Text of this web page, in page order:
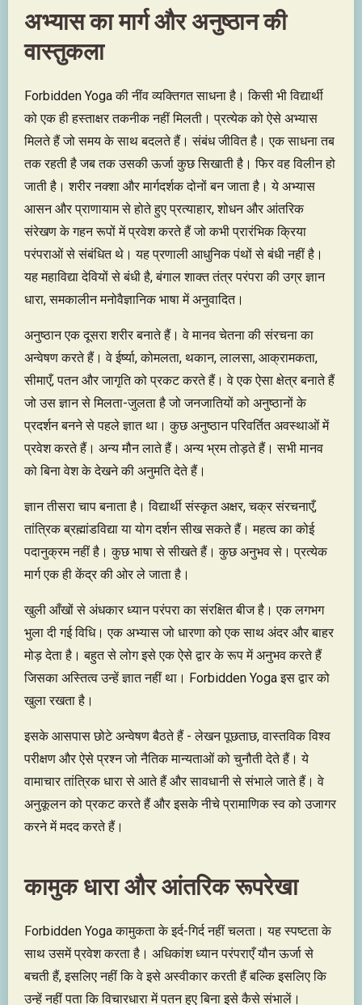
अभ्यास का मार्ग और अनुष्ठान की
वास्तुकला
Forbidden Yoga की नींव व्यक्तिगत साधना है। किसी भी विद्यार्थी
को एक ही हस्ताक्षर तकनीक नहीं मिलती। प्रत्येक को ऐसे अभ्यास
मिलते हैं जो समय के साथ बदलते हैं। संबंध जीवित है। एक साधना तब
तक रहती है जब तक उसकी ऊर्जा कुछ सिखाती है। फिर वह विलीन हो
जाती है। शरीर नक्शा और मार्गदर्शक दोनों बन जाता है। ये अभ्यास
आसन और प्राणायाम से होते हुए प्रत्याहार, शोधन और आंतरिक
संरेखण के गहन रूपों में प्रवेश करते हैं जो कभी प्रारंभिक क्रिया
परंपराओं से संबंधित थे। यह प्रणाली आधुनिक पंथों से बंधी नहीं है।
यह महाविद्या देवियों से बंधी है, बंगाल शाक्त तंत्र परंपरा की उग्र ज्ञान
धारा, समकालीन मनोवैज्ञानिक भाषा में अनुवादित।
अनुष्ठान एक दूसरा शरीर बनाते हैं। वे मानव चेतना की संरचना का
अन्वेषण करते हैं। वे ईर्ष्या, कोमलता, थकान, लालसा, आक्रामकता,
सीमाएँ, पतन और जागृति को प्रकट करते हैं। वे एक ऐसा क्षेत्र बनाते हैं
जो उस ज्ञान से मिलता-जुलता है जो जनजातियों को अनुष्ठानों के
प्रदर्शन बनने से पहले ज्ञात था। कुछ अनुष्ठान परिवर्तित अवस्थाओं में
प्रवेश करते हैं। अन्य मौन लाते हैं। अन्य भ्रम तोड़ते हैं। सभी मानव
को बिना वेश के देखने की अनुमति देते हैं।
ज्ञान तीसरा चाप बनाता है। विद्यार्थी संस्कृत अक्षर, चक्र संरचनाएँ,
तांत्रिक ब्रह्मांडविद्या या योग दर्शन सीख सकते हैं। महत्व का कोई
पदानुक्रम नहीं है। कुछ भाषा से सीखते हैं। कुछ अनुभव से। प्रत्येक
मार्ग एक ही केंद्र की ओर ले जाता है।
खुली आँखों से अंधकार ध्यान परंपरा का संरक्षित बीज है। एक लगभग
भुला दी गई विधि। एक अभ्यास जो धारणा को एक साथ अंदर और बाहर
मोड़ देता है। बहुत से लोग इसे एक ऐसे द्वार के रूप में अनुभव करते हैं
जिसका अस्तित्व उन्हें ज्ञात नहीं था। Forbidden Yoga इस द्वार को
खुला रखता है।
इसके आसपास छोटे अन्वेषण बैठते हैं - लेखन पूछताछ, वास्तविक विश्व
परीक्षण और ऐसे प्रश्न जो नैतिक मान्यताओं को चुनौती देते हैं। ये
वामाचार तांत्रिक धारा से आते हैं और सावधानी से संभाले जाते हैं। वे
अनुकूलन को प्रकट करते हैं और इसके नीचे प्रामाणिक स्व को उजागर
करने में मदद करते हैं।
कामुक धारा और आंतरिक रूपरेखा
Forbidden Yoga कामुकता के इर्द-गिर्द नहीं चलता। यह स्पष्टता के
साथ उसमें प्रवेश करता है। अधिकांश ध्यान परंपराएँ यौन ऊर्जा से
बचती हैं, इसलिए नहीं कि वे इसे अस्वीकार करती हैं बल्कि इसलिए कि
उन्हें नहीं पता कि विचारधारा में पतन हुए बिना इसे कैसे संभालें।